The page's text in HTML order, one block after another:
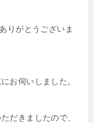
りがとうございま
お伺いしました。
だきましたので、